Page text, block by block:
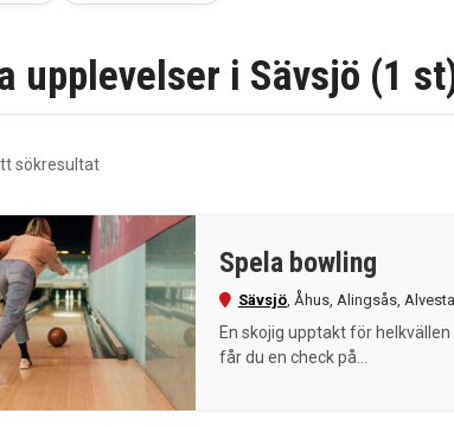
upplevelser i Sävsjö (1
sökresultat
Spela bowling
Sävsjö, Åhus, Alingsås, Alvesta
En skojig upptakt för
får du en check på...